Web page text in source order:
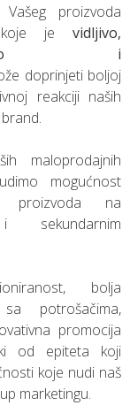
Vašeg proizvoda
je
vidljivo,
i
doprinjeti boljoj
reakciji naših
maloprodajnih
mogućnost
proizvoda na
sekundarnim
bolja
sa potrošačima,
promocija
od epiteta koji
koje nudi naš
marketingu.